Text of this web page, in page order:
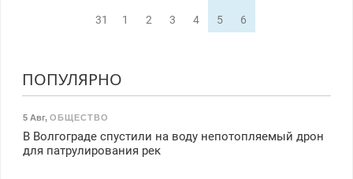
31
1 2 3 4 5 6
ПОПУЛЯРНО
5 Авг, ОБЩЕСТВО
В Волгограде спустили на воду непотопляемый дрон
для патрулирования рек